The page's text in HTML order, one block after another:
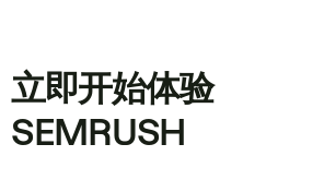
立即开始体验
SEMRUSH